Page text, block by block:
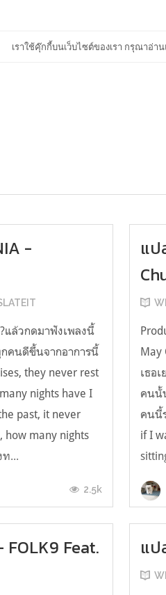
เราใช้คุ๊กกี้บนเว็บไซต์ของเรา กรุณาอ่า
-
ล้วกดมาฟังเพลงนี้
กคนดีขึ้นจากอาการนี้
they never rest
nights have I
past, it never
how many nights
ท...
2.5k
แป
May
เธอ
คนนั้
คนนี้
if I
Feat.
แป